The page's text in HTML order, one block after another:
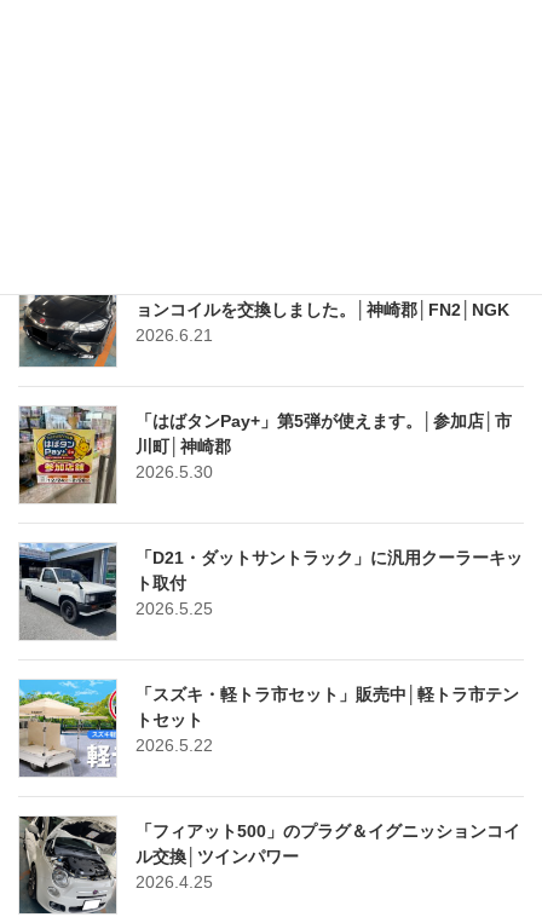
ョンコイルを交換しました。│神崎郡│FN2│NGK
2026.6.21
「はばタンPay+」第5弾が使えます。│参加店│市
川町│神崎郡
2026.5.30
「D21・ダットサントラック」に汎用クーラーキッ
ト取付
2026.5.25
「スズキ・軽トラ市セット」販売中│軽トラ市テン
トセット
2026.5.22
「フィアット500」のプラグ＆イグニッションコイ
ル交換│ツインパワー
2026.4.25